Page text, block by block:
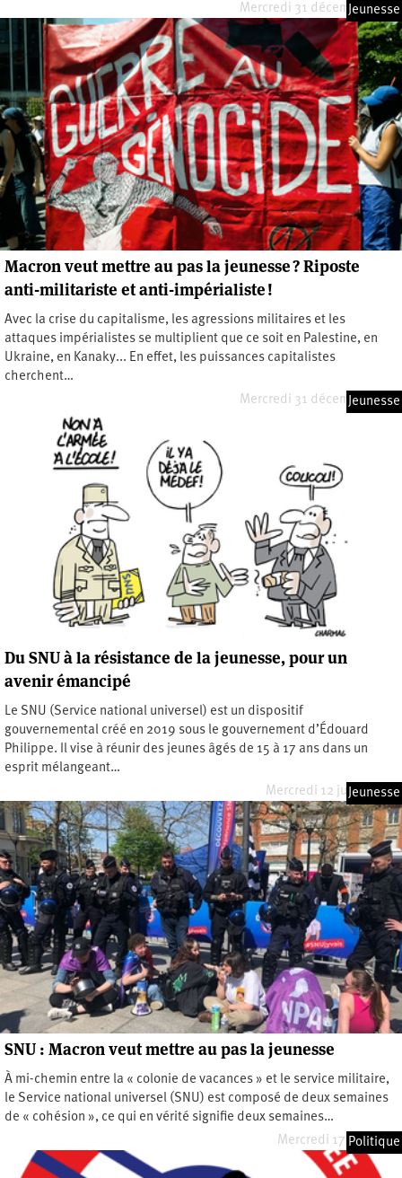
Mercredi 31 décembre 2025
Jeunesse
Macron veut mettre au pas la jeunesse ? Riposte
anti-militariste et anti-impérialiste !
Avec la crise du capitalisme, les agressions militaires et les
attaques impérialistes se multiplient que ce soit en Palestine, en
Ukraine, en Kanaky... En effet, les puissances capitalistes
cherchent…
Mercredi 31 décembre 2025
Jeunesse
Du SNU à la résistance de la jeunesse, pour un
avenir émancipé
Le SNU (Service national universel) est un dispositif
gouvernemental créé en 2019 sous le gouvernement d’Édouard
Philippe. Il vise à réunir des jeunes âgés de 15 à 17 ans dans un
esprit mélangeant…
Mercredi 12 juillet 2023
Jeunesse
SNU : Macron veut mettre au pas la jeunesse
À mi-chemin entre la « colonie de vacances » et le service militaire,
le Service national universel (SNU) est composé de deux semaines
de « cohésion », ce qui en vérité signifie deux semaines…
Mercredi 17 mai 2023
Politique